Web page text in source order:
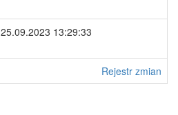
25.09.2023 13:29:33
Rejestr zmian